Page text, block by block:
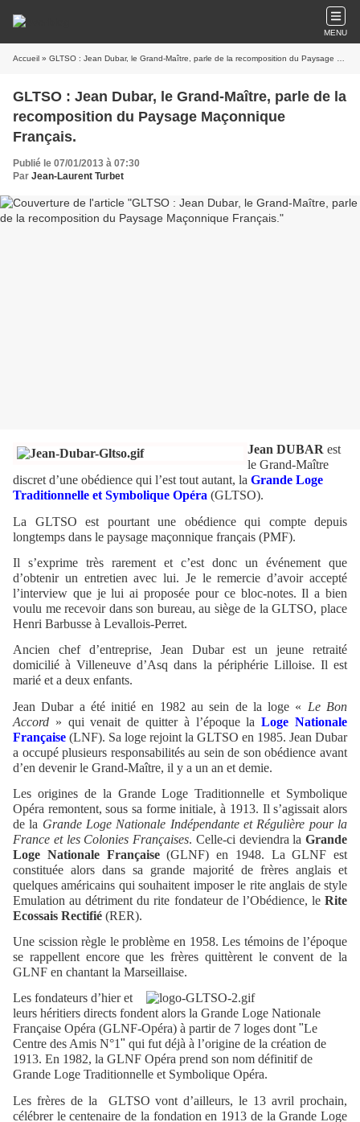
MENU
Accueil » GLTSO : Jean Dubar, le Grand-Maître, parle de la recomposition du Paysage Maçonnique Français.
GLTSO : Jean Dubar, le Grand-Maître, parle de la
recomposition du Paysage Maçonnique
Français.
Publié le 07/01/2013 à 07:30
Par Jean-Laurent Turbet
Jean DUBAR est
le Grand-Maître
discret d’une obédience qui l’est tout autant, la Grande Loge
Traditionnelle et Symbolique Opéra (GLTSO).
La GLTSO est pourtant une obédience qui compte depuis
longtemps dans le paysage maçonnique français (PMF).
Il s’exprime très rarement et c’est donc un événement que
d’obtenir un entretien avec lui. Je le remercie d’avoir accepté
l’interview que je lui ai proposée pour ce bloc-notes. Il a bien
voulu me recevoir dans son bureau, au siège de la GLTSO, place
Henri Barbusse à Levallois-Perret.
Ancien chef d’entreprise, Jean Dubar est un jeune retraité
domicilié à Villeneuve d’Asq dans la périphérie Lilloise. Il est
marié et a deux enfants.
Jean Dubar a été initié en 1982 au sein de la loge « Le Bon
Accord » qui venait de quitter à l’époque la Loge Nationale
Française (LNF). Sa loge rejoint la GLTSO en 1985. Jean Dubar
a occupé plusieurs responsabilités au sein de son obédience avant
d’en devenir le Grand-Maître, il y a un an et demie.
Les origines de la Grande Loge Traditionnelle et Symbolique
Opéra remontent, sous sa forme initiale, à 1913. Il s’agissait alors
de la Grande Loge Nationale Indépendante et Régulière pour la
France et les Colonies Françaises. Celle-ci deviendra la Grande
Loge Nationale Française(GLNF) en 1948. La GLNF est
constituée alors dans sa grande majorité de frères anglais et
quelques américains qui souhaitent imposer le rite anglais de style
Emulation au détriment du rite fondateur de l’Obédience, le Rite
Ecossais Rectifié (RER).
Une scission règle le problème en 1958. Les témoins de l’époque
se rappellent encore que les frères quittèrent le convent de la
GLNF en chantant la Marseillaise.
Les fondateurs d’hier et
leurs héritiers directs fondent alors la Grande Loge Nationale
Française Opéra (GLNF-Opéra) à partir de 7 loges dont "Le
Centre des Amis N°1" qui fut déjà à l’origine de la création de
1913. En 1982, la GLNF Opéra prend son nom définitif de
Grande Loge Traditionnelle et Symbolique Opéra.
Les frères de la
GLTSO vont d’ailleurs, le 13 avril prochain,
célébrer le centenaire de la fondation en 1913 de la Grande Loge